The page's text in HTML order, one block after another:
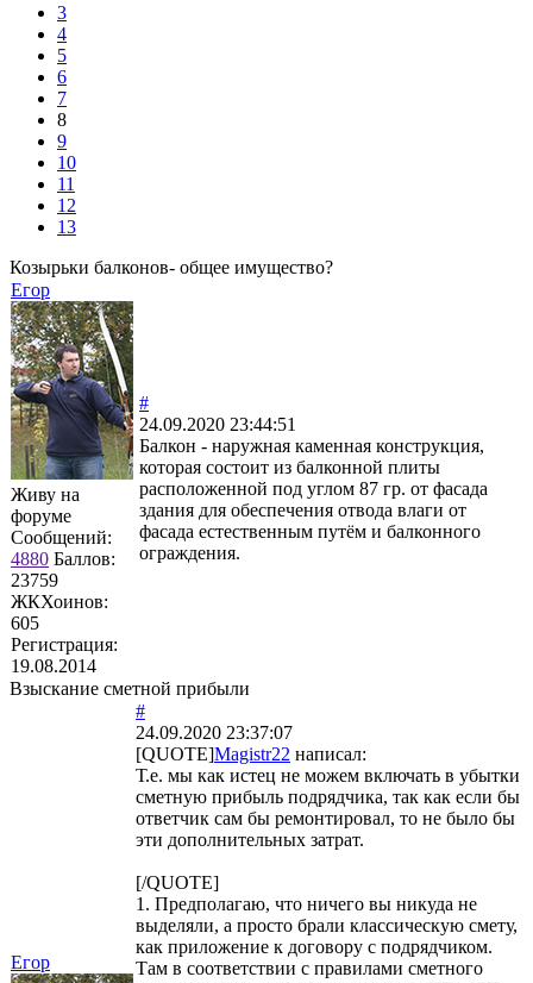
3
4
5
6
7
8
9
10
11
12
13
Козырьки балконов- общее имущество?
Егор
Живу на
форуме
Сообщений:
4880 Баллов:
23759
ЖКХоинов:
605
Регистрация:
19.08.2014
#
24.09.2020 23:44:51
Балкон - наружная каменная конструкция,
которая состоит из балконной плиты
расположенной под углом 87 гр. от фасада
здания для обеспечения отвода влаги от
фасада естественным путём и балконного
ограждения.
Взыскание сметной прибыли
Егор
#
24.09.2020 23:37:07
[QUOTE]Magistr22 написал:
Т.е. мы как истец не можем включать в убытки
сметную прибыль подрядчика, так как если бы
ответчик сам бы ремонтировал, то не было бы
эти дополнительных затрат.
[/QUOTE]
1. Предполагаю, что ничего вы никуда не
выделяли, а просто брали классическую смету,
как приложение к договору с подрядчиком.
Там в соответствии с правилами сметного